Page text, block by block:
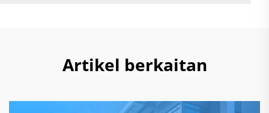
Artikel berkaitan